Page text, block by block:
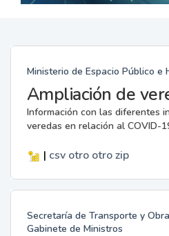
Ministerio de Espacio Público e
Ampliación de
Información con las diferentes
veredas en relación al COVID-
| csv otro otro zip
Secretaría de Transporte y
Gabinete de Ministros